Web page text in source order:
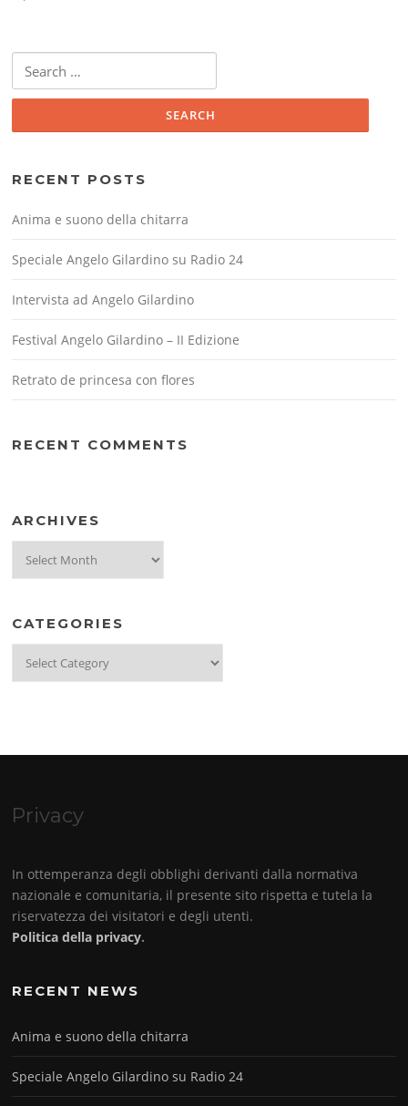
for:
RECENT POSTS
Anima e suono della chitarra
Speciale Angelo Gilardino su Radio 24
Intervista ad Angelo Gilardino
Festival Angelo Gilardino – II Edizione
Retrato de princesa con flores
RECENT COMMENTS
ARCHIVES
CATEGORIES
Privacy
In ottemperanza degli obblighi derivanti dalla normativa
nazionale e comunitaria, il presente sito rispetta e tutela la
riservatezza dei visitatori e degli utenti.
Politica della privacy.
RECENT NEWS
Anima e suono della chitarra
Speciale Angelo Gilardino su Radio 24